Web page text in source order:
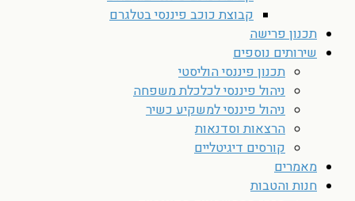
קבוצת כוכב פיננסי בטלגרם
תכנון פרישה
שירותים נוספים
תכנון פיננסי הוליסטי
ניהול פיננסי לכלכלת משפחה
ניהול פיננסי למשקיע כשיר
הרצאות וסדנאות
קורסים דיגיטליים
מאמרים
חנות והטבות